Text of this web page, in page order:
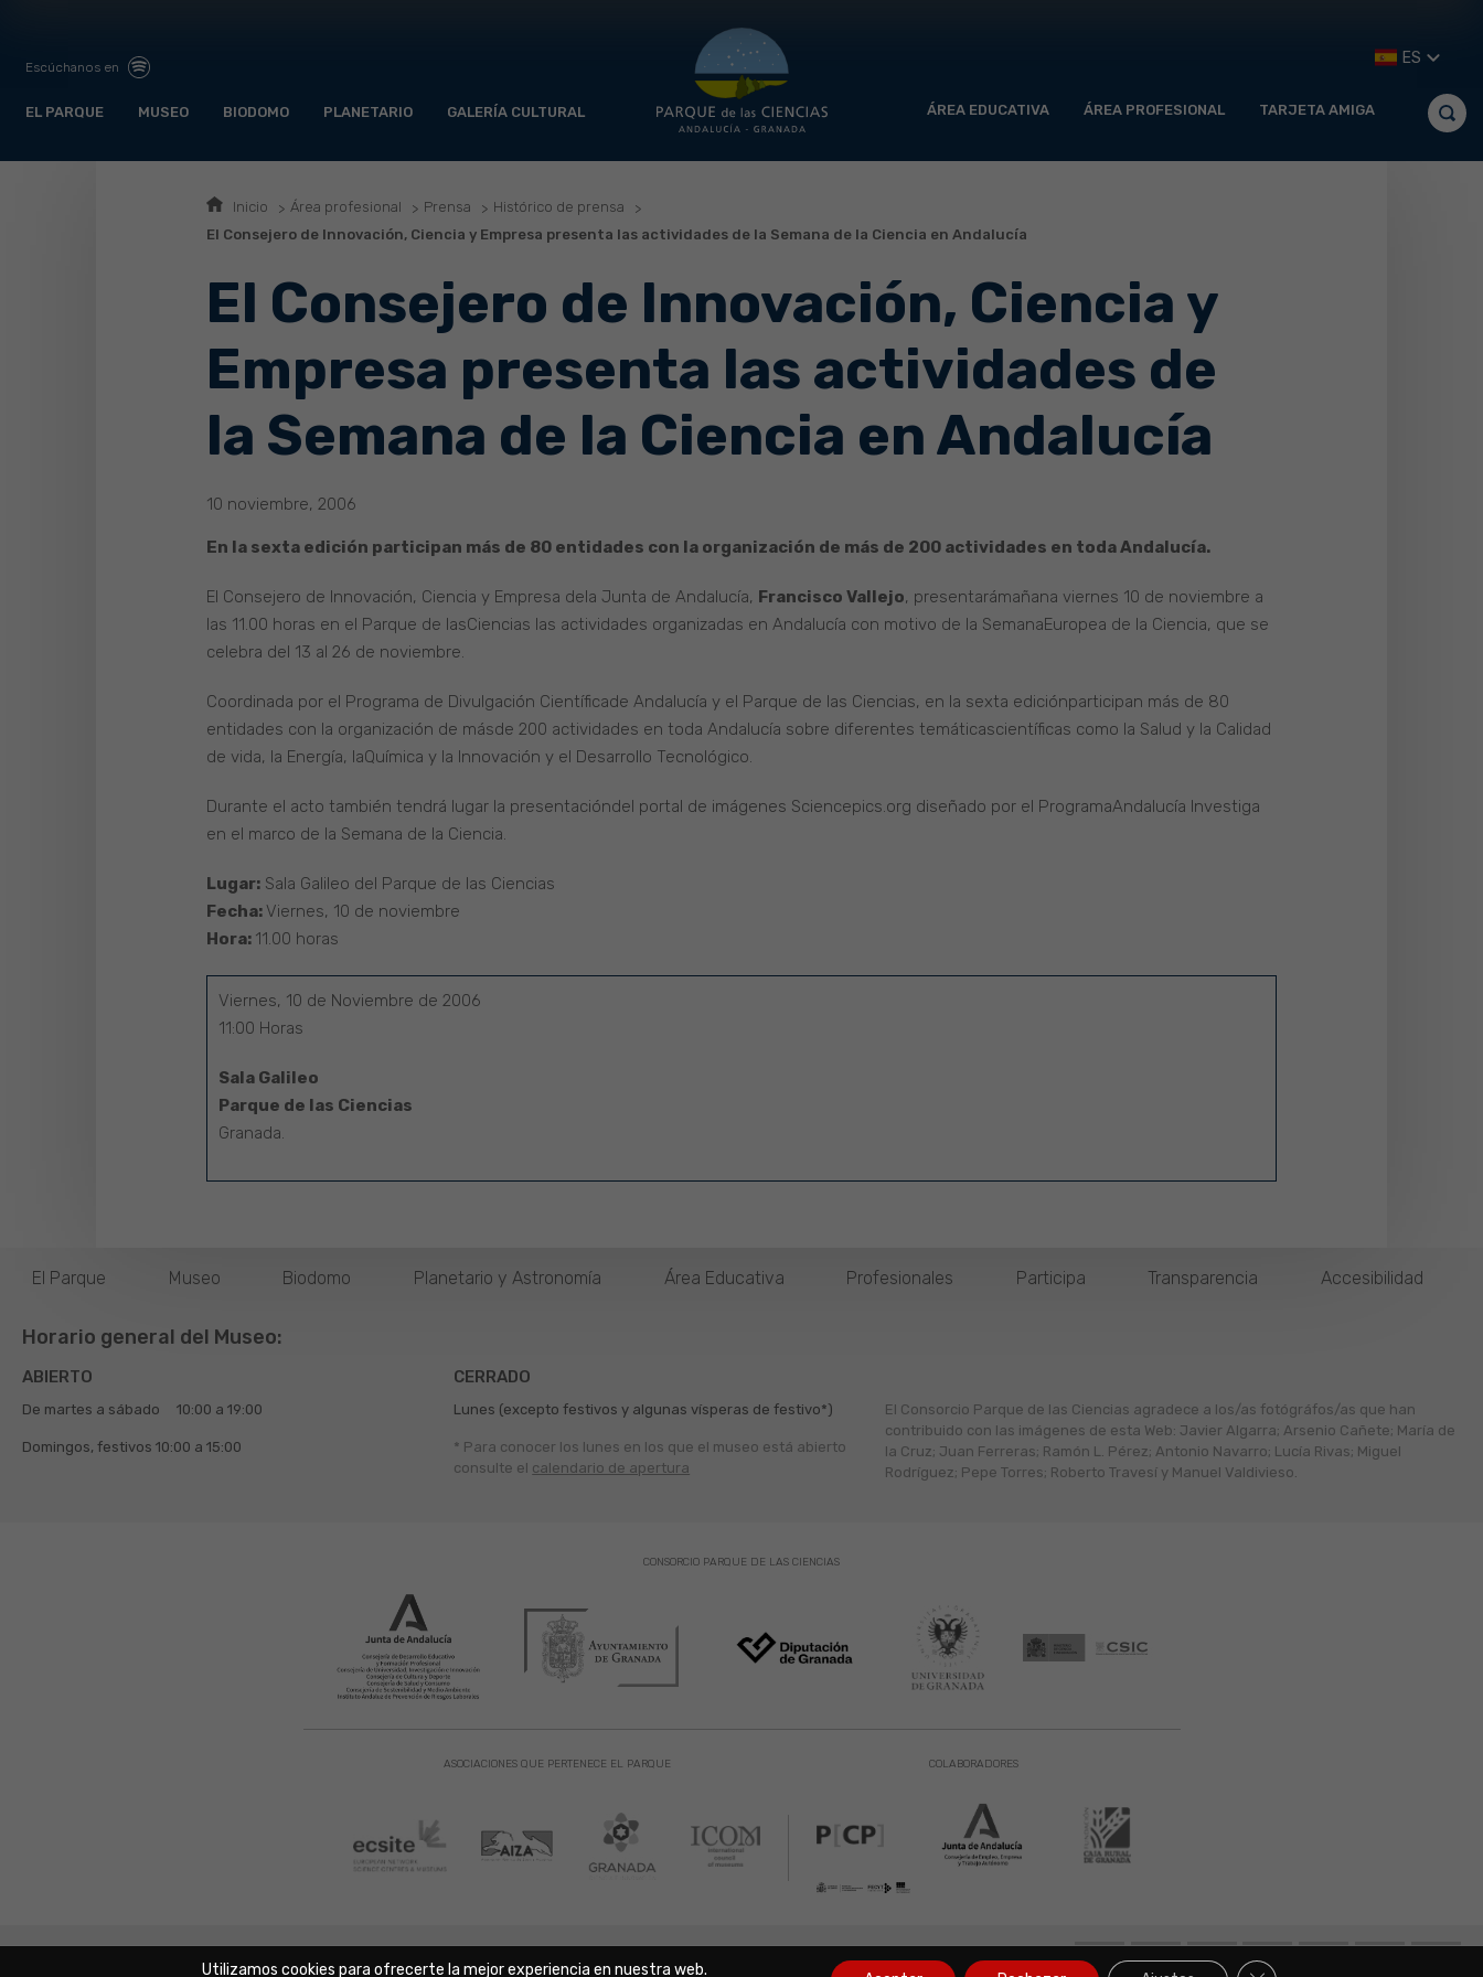
Escúchanos en
EL PARQUE MUSEO BIODOMO PLANETARIO GALERÍA CULTURAL ÁREA EDUCATIVA ÁREA PROFESIONAL TARJETA AMIGA
ES
Inicio Área profesional Prensa
Histórico de prensa
El Consejero de Innovación, Ciencia y Empresa presenta las actividades de la Semana de la Ciencia en Andalucía
El Consejero de Innovación, Ciencia y
Empresa presenta las actividades de
la Semana de la Ciencia en Andalucía
10 noviembre, 2006
En la sexta edición participan más de 80 entidades con la organización de más de 200 actividades en toda Andalucía.
El Consejero de Innovación, Ciencia y Empresa dela Junta de Andalucía, Francisco Vallejo, presentarámañana viernes 10 de noviembre a
las 11.00 horas en el Parque de lasCiencias las actividades organizadas en Andalucía con motivo de la SemanaEuropea de la Ciencia, que se
celebra del 13 al 26 de noviembre.
Coordinada por el Programa de Divulgación Científicade Andalucía y el Parque de las Ciencias, en la sexta ediciónparticipan más de 80
entidades con la organización de másde 200 actividades en toda Andalucía sobre diferentes temáticascientíficas como la Salud y la Calidad
de vida, la Energía, laQuímica y la Innovación y el Desarrollo Tecnológico.
Durante el acto también tendrá lugar la presentacióndel portal de imágenes Sciencepics.org diseñado por el ProgramaAndalucía Investiga
en el marco de la Semana de la Ciencia.
Lugar: Sala Galileo del Parque de las Ciencias
Fecha: Viernes, 10 de noviembre
Hora: 11.00 horas
Viernes, 10 de Noviembre de 2006
11:00 Horas
Sala Galileo
Parque de las Ciencias
Granada.
El Parque Museo Biodomo Planetario y Astronomía Área Educativa Profesionales Participa Transparencia Accesibilidad
Horario general del Museo:
ABIERTO
De martes a sábado 10:00 a 19:00
Domingos, festivos 10:00 a 15:00
CERRADO
Lunes (excepto festivos y algunas vísperas de festivo*)
* Para conocer los lunes en los que el museo está abierto
consulte el calendario de apertura
El Consorcio Parque de las Ciencias agradece a los/as fotógráfos/as que han
contribuido con las imágenes de esta Web: Javier Algarra; Arsenio Cañete; María de
la Cruz; Juan Ferreras; Ramón L. Pérez; Antonio Navarro; Lucía Rivas; Miguel
Rodríguez; Pepe Torres; Roberto Travesí y Manuel Valdivieso.
ASOCIACIONES QUE PERTENECE EL PARQUE
CONSORCIO PARQUE DE LAS CIENCIAS
COLABORADORES
Copyright © 2021. Parque de las Ciencias. Avda. de la Ciencia s/n 18006 Granada. España. Telf.: 958 131 900. Todos
Utilizamos cookies para ofrecerte la mejor experiencia en nuestra web. Cerrar el banner de cookies